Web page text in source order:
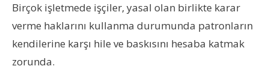
Birçok işletmede işçiler, yasal olan birlikte karar
verme haklarını kullanma durumunda patronların
kendilerine karşı hile ve baskısını hesaba katmak
zorunda.